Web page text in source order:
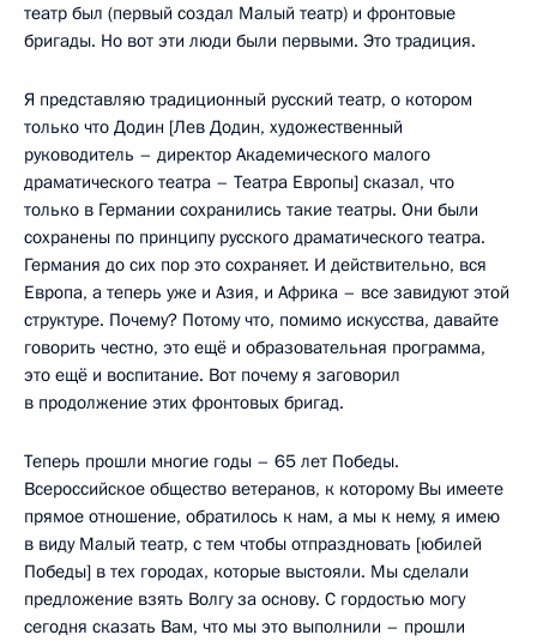
театр был (первый создал Малый театр) и фронтовые
бригады. Но вот эти люди были первыми. Это традиция.
Я представляю традиционный русский театр, о котором
только что Додин [Лев Додин, художественный
руководитель – директор Академического малого
драматического театра – Театра Европы] сказал, что
только в Германии сохранились такие театры. Они были
сохранены по принципу русского драматического театра.
Германия до сих пор это сохраняет. И действительно, вся
Европа, а теперь уже и Азия, и Африка – все завидуют этой
структуре. Почему? Потому что, помимо искусства, давайте
говорить честно, это ещё и образовательная программа,
это ещё и воспитание. Вот почему я заговорил
в продолжение этих фронтовых бригад.
Теперь прошли многие годы – 65 лет Победы.
Всероссийское общество ветеранов, к которому Вы имеете
прямое отношение, обратилось к нам, а мы к нему, я имею
в виду Малый театр, с тем чтобы отпраздновать [юбилей
Победы] в тех городах, которые выстояли. Мы сделали
предложение взять Волгу за основу. С гордостью могу
сегодня сказать Вам, что мы это выполнили – прошли